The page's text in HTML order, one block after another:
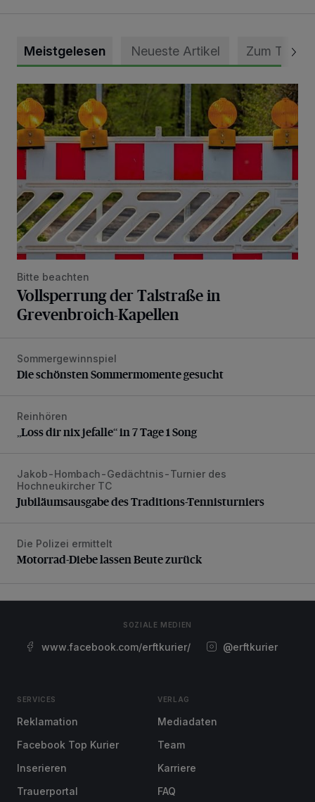
Meistgelesen Neueste Artikel Zum Thema
Vollsperrung der Talstraße in Grevenbroich-Kapellen
Bitte beachten
Vollsperrung der Talstraße in
Grevenbroich-Kapellen
Die schönsten Sommermomente gesucht
Sommergewinnspiel
Die schönsten Sommermomente gesucht
„Loss dir nix jefalle“ in 7 Tage 1 Song
Reinhören
„Loss dir nix jefalle“ in 7 Tage 1 Song
Jubiläumsausgabe des Traditions-Tennisturniers
Jakob-Hombach-Gedächtnis-Turnier des
Hochneukircher TC
Jubiläumsausgabe des Traditions-Tennisturniers
Motorrad-Diebe lassen Beute zurück
Die Polizei ermittelt
Motorrad-Diebe lassen Beute zurück
SOZIALE MEDIEN
www.facebook.com/erftkurier/ @erftkurier
SERVICES
Reklamation
Facebook Top Kurier
Inserieren
Trauerportal
VERLAG
Mediadaten
Team
Karriere
FAQ